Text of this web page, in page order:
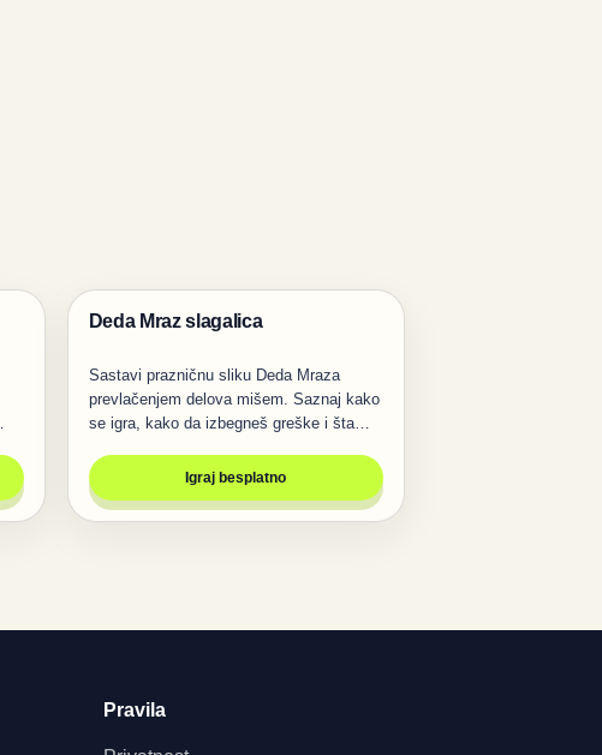
Igre
Deda Mraz slagalica
Sastavi prazničnu sliku Deda Mraza
prevlačenjem delova mišem. Saznaj kako
se igra, kako da izbegneš greške i šta…
Igraj besplatno
Pravila